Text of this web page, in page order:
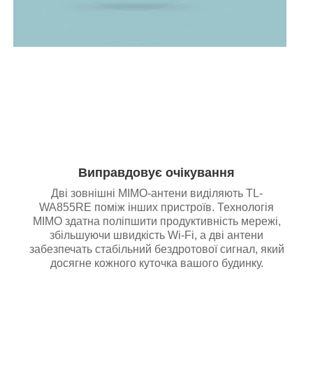
Виправдовує очікування
Дві зовнішні MIMO-антени виділяють TL-
WA855RE поміж інших пристроїв. Технологія
MIMO здатна поліпшити продуктивність мережі,
збільшуючи швидкість Wi-Fi, а дві антени
забезпечать стабільний бездротової сигнал, який
досягне кожного куточка вашого будинку.